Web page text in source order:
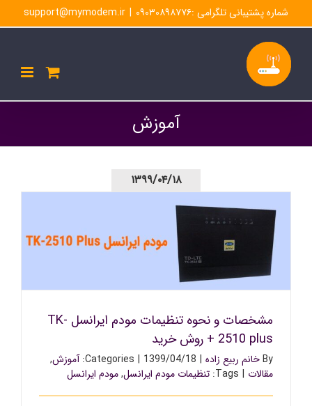
to
content
شماره پشتیبانی تلگرامی :۰۹۰۳۰۸۹۸۷۷۶ |
support@mymodem.ir
آموزش
۱۳۹۹/۰۴/۱۸
مشخصات و نحوه تنظیمات مودم ایرانسل TK-2510 plus +
مشخصات و نحوه تنظیمات مودم ایرانسل TK-
2510 plus + روش خرید
Byخانم ربیع زاده |
1399/04/18
|
Categories: آموزش,
مقالات |
Tags: تنظیمات مودم ایرانسل,مودم ایرانسل